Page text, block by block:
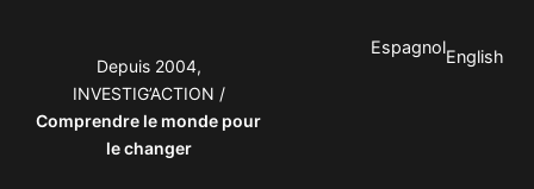
Depuis 2004,
INVESTIG’ACTION /
Comprendre le monde pour
le changer
EspagnolEnglish